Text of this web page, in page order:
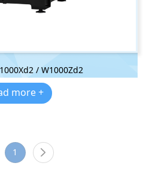
/ W1000Zd2
more +
1